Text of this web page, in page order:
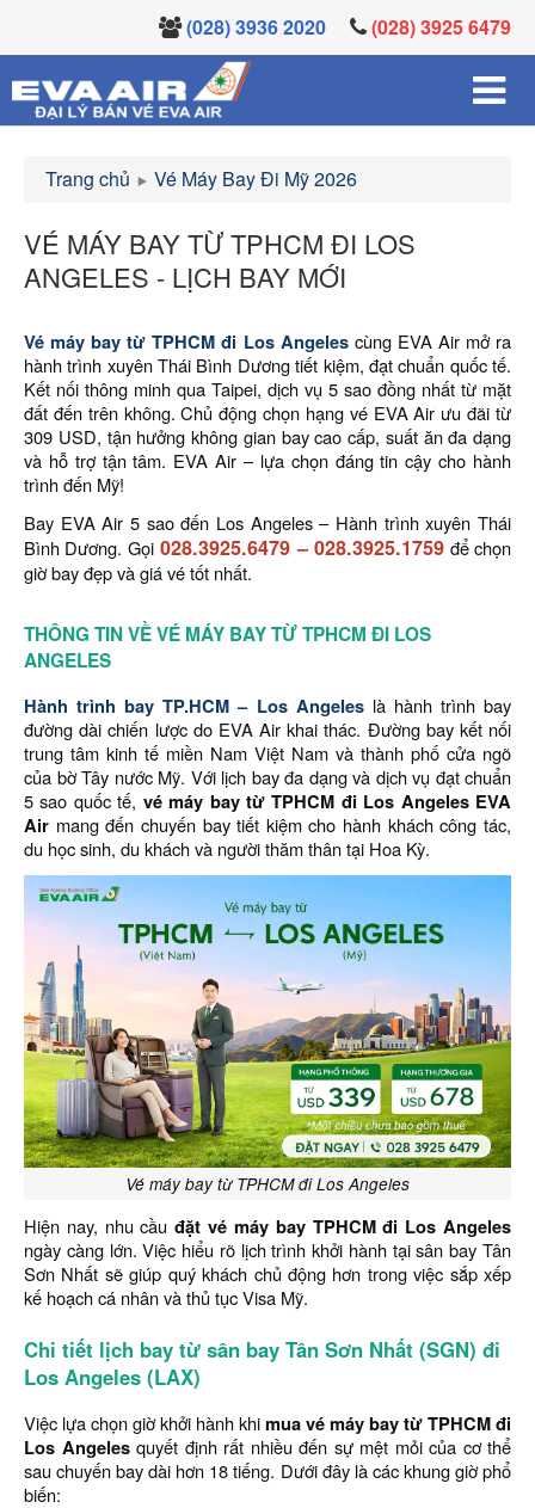
(028) 3936 2020 (028) 3925 6479
Trang chủ Vé Máy Bay Đi Mỹ 2026
VÉ MÁY BAY TỪ TPHCM ĐI LOS
ANGELES - LỊCH BAY MỚI
Vé máy bay từ TPHCM đi Los Angelescùng EVA Air mở ra
hành trình xuyên Thái Bình Dương tiết kiệm, đạt chuẩn quốc tế.
Kết nối thông minh qua Taipei, dịch vụ 5 sao đồng nhất từ mặt
đất đến trên không. Chủ động chọn hạng vé EVA Air ưu đãi từ
309 USD, tận hưởng không gian bay cao cấp, suất ăn đa dạng
và hỗ trợ tận tâm. EVA Air – lựa chọn đáng tin cậy cho hành
trình đến Mỹ!
Bay EVA Air 5 sao đến Los Angeles – Hành trình xuyên Thái
Bình Dương. Gọi 028.3925.6479 –028.3925.1759 để chọn
giờ bay đẹp và giá vé tốt nhất.
THÔNG TIN VỀ VÉ MÁY BAY TỪ TPHCM ĐI LOS
ANGELES
Hành trình bay TP.HCM – Los Angeles là hành trình bay
đường dài chiến lược do EVA Air khai thác. Đường bay kết nối
trung tâm kinh tế miền Nam Việt Nam và thành phố cửa ngõ
của bờ Tây nước Mỹ. Với lịch bay đa dạng và dịch vụ đạt chuẩn
5 sao quốc tế, vé máy bay từ TPHCM đi Los Angeles EVA
Air mang đến chuyến bay tiết kiệm cho hành khách công tác,
du học sinh, du khách và người thăm thân tại Hoa Kỳ.
Vé máy bay từ TPHCM đi Los Angeles
Hiện nay, nhu cầuđặt vé máy bay TPHCM đi Los Angeles
ngày càng lớn. Việc hiểu rõ lịch trình khởi hành tại sân bay Tân
Sơn Nhất sẽ giúp quý khách chủ động hơn trong việc sắp xếp
kế hoạch cá nhân và thủ tục Visa Mỹ.
Chi tiết lịch bay từ sân bay Tân Sơn Nhất (SGN) đi
Los Angeles (LAX)
Việc lựa chọn giờ khởi hành khimua vé máy bay từ TPHCM đi
Los Angelesquyết định rất nhiều đến sự mệt mỏi của cơ thể
sau chuyến bay dài hơn 18 tiếng. Dưới đây là các khung giờ phổ
biến: